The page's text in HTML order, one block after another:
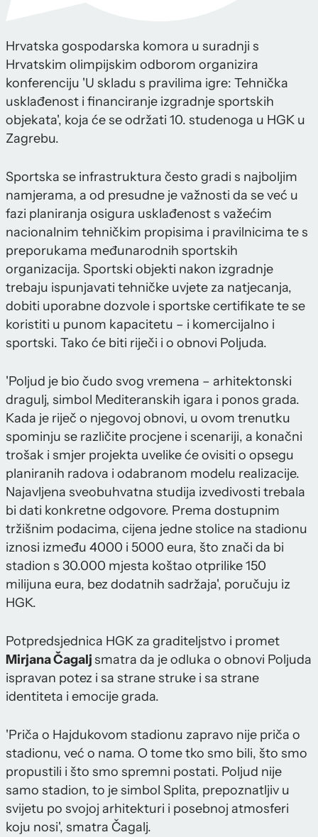
Hrvatska gospodarska komora u suradnji s
Hrvatskim olimpijskim odborom organizira
konferenciju 'U skladu s pravilima igre: Tehnička
usklađenost i financiranje izgradnje sportskih
objekata', koja će se održati 10. studenoga u HGK u
Zagrebu.
Sportska se infrastruktura često gradi s najboljim
namjerama, a od presudne je važnosti da se već u
fazi planiranja osigura usklađenost s važećim
nacionalnim tehničkim propisima i pravilnicima te s
preporukama međunarodnih sportskih
organizacija. Sportski objekti nakon izgradnje
trebaju ispunjavati tehničke uvjete za natjecanja,
dobiti uporabne dozvole i sportske certifikate te se
koristiti u punom kapacitetu – i komercijalno i
sportski. Tako će biti riječi i o obnovi Poljuda.
'Poljud je bio čudo svog vremena – arhitektonski
dragulj, simbol Mediteranskih igara i ponos grada.
Kada je riječ o njegovoj obnovi, u ovom trenutku
spominju se različite procjene i scenariji, a konačni
trošak i smjer projekta uvelike će ovisiti o opsegu
planiranih radova i odabranom modelu realizacije.
Najavljena sveobuhvatna studija izvedivosti trebala
bi dati konkretne odgovore. Prema dostupnim
tržišnim podacima, cijena jedne stolice na stadionu
iznosi između 4000 i 5000 eura, što znači da bi
stadion s 30.000 mjesta koštao otprilike 150
milijuna eura, bez dodatnih sadržaja', poručuju iz
HGK.
Potpredsjednica HGK za graditeljstvo i promet
Mirjana Čagaljsmatra da je odluka o obnovi Poljuda
ispravan potez i sa strane struke i sa strane
identiteta i emocije grada.
'Priča o Hajdukovom stadionu zapravo nije priča o
stadionu, već o nama. O tome tko smo bili, što smo
propustili i što smo spremni postati. Poljud nije
samo stadion, to je simbol Splita, prepoznatljiv u
svijetu po svojoj arhitekturi i posebnoj atmosferi
koju nosi', smatra Čagalj.